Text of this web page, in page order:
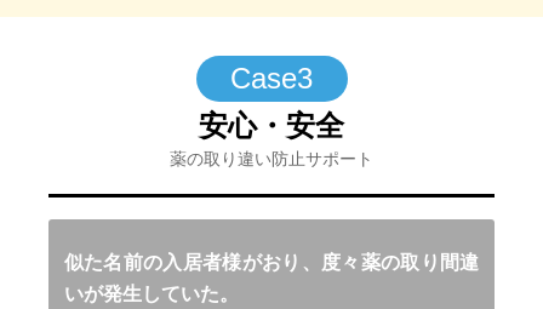
Case3
安心・安全
薬の取り違い防止サポート
似た名前の入居者様がおり、度々薬の取り間違
いが発生していた。